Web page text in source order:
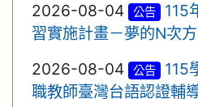
2026-08-04
公告
115
習實施計畫－夢的N次
2026-08-04
公告
115
職教師臺灣台語認證輔